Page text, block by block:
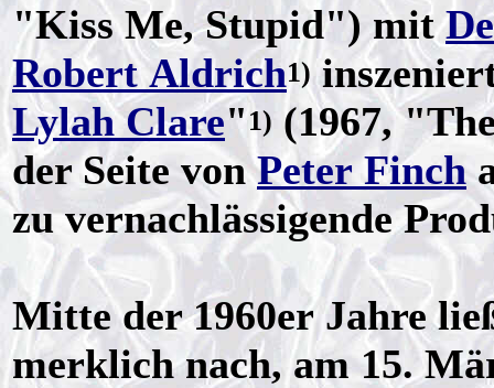
"Kiss Me, Stupid") mit
Robert Aldrich1)
Lylah Clare"1) (1967,
der Seite vonPeter Finch
zu vernachlässigende
Mitte der 1960er Jahre
merklich nach, am 15.